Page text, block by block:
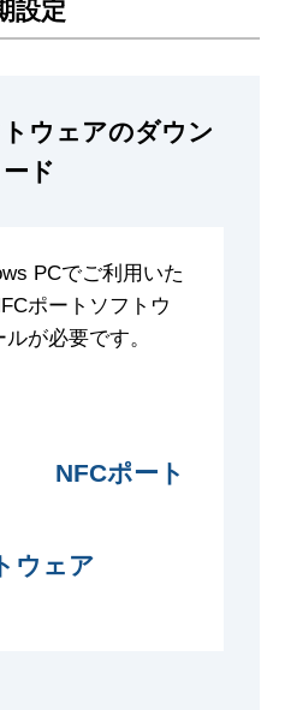
設定
ウェアのダウン
ード
PCでご利用いた
ポートソフトウ
が必要です。
NFCポート
ウェア